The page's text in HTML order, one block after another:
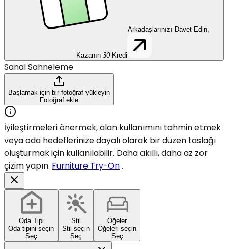
Arkadaşlarınızı Davet Edin,
Kazanın 30 Kredi
Sanal Sahneleme
Başlamak için bir fotoğraf yükleyin
Fotoğraf ekle
İyileştirmeleri önermek, alan kullanımını tahmin etmek
veya oda hedeflerinize dayalı olarak bir düzen taslağı
oluşturmak için kullanılabilir. Daha akıllı, daha az zor
çizim yapın. Furniture Try-On.
Oda Tipi
Oda tipini seçin
Seç
Stil
Stil seçin
Seç
Öğeler
Öğeleri seçin
Seç